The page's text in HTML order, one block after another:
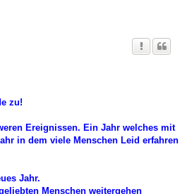
zu!
Ereignissen. Ein Jahr welches mit
in dem viele Menschen Leid erfahren
Jahr.
Menschen weitergehen